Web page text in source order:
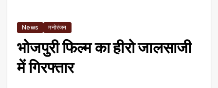
News मनोरंजन
भोजपुरी फिल्म का हीरो जालसाजी
में गिरफ्तार